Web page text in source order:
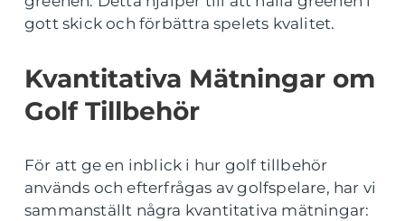
gott skick och förbättra spelets kvalitet.
Kvantitativa Mätningar om
Golf Tillbehör
För att ge en inblick i hur golf tillbehör
används och efterfrågas av golfspelare, har vi
sammanställt några kvantitativa mätningar: